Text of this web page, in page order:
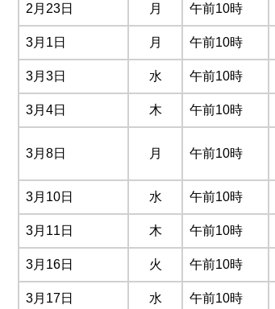
2月23日 月 午前10時
3月1日 月 午前10時
3月3日 水 午前10時
3月4日 木 午前10時
3月8日 月 午前10時
3月10日 水 午前10時
3月11日 木 午前10時
3月16日 火 午前10時
3月17日 水 午前10時